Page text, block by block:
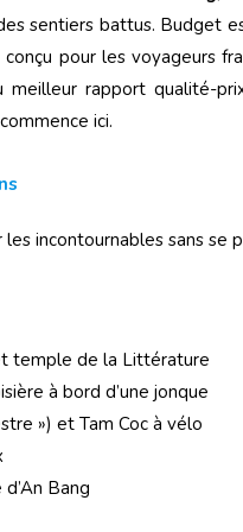
sentiers battus. Budget
pour les voyageurs
rapport qualité-
commence ici.
incontournables sans se
temple de la Littérature
à bord d’une jonque
») et Tam Coc à vélo
Bang